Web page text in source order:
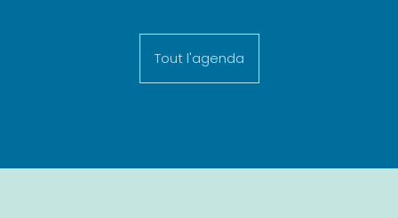
Tout l'agenda